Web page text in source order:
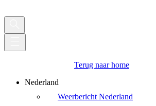
Terug naar home
Nederland
Weerbericht Nederland